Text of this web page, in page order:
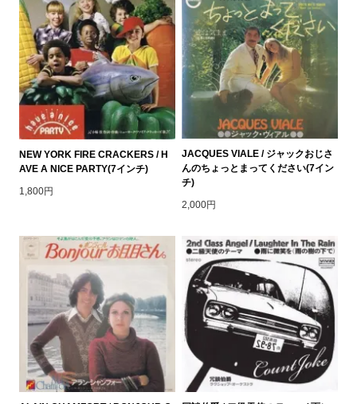
NEW YORK FIRE CRACKERS / H
AVE A NICE PARTY(7インチ)
1,800円
JACQUES VIALE / ジャックおじさ
んのちょっとまってください(7イン
チ)
2,000円